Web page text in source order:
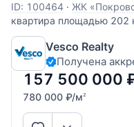
ID: 100464 · ЖК
квартира площадью 202
этаже жилого комплекса
Пространство
мастер-спальня, две
постирочная, 2 ванные
Vesco Realty
Получена
157 500 000
780 000 ₽/м2